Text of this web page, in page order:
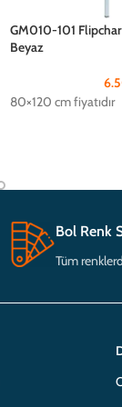
GM010-101
Beyaz
80×120 cm fiyatıdır
Bol Renk
Tüm